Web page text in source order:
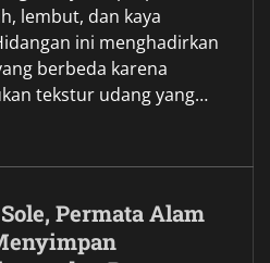
lembut, dan kaya
ini menghadirkan
berbeda karena
tekstur udang yang…
Permata Alam